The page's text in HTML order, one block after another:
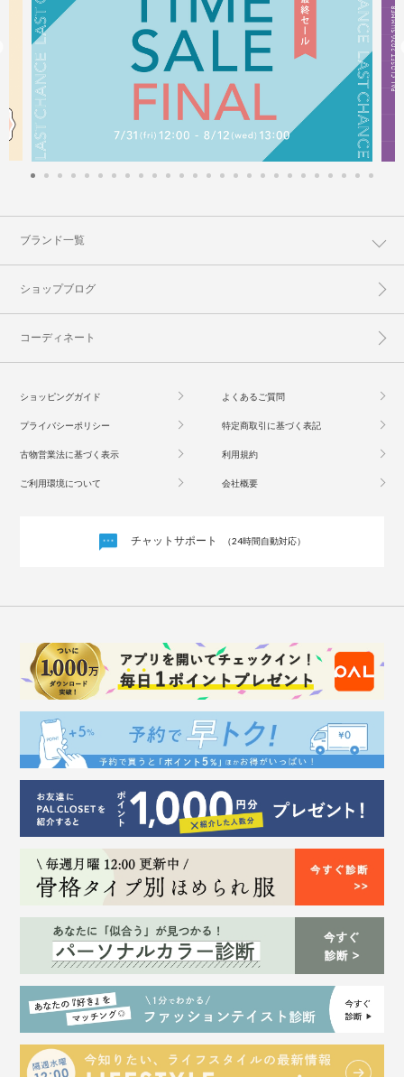
ブランド一覧
ショップブログ
コーディネート
ショッピングガイド よくあるご質問
プライバシーポリシー 特定商取引に基づく表記
古物営業法に基づく表示 利用規約
ご利用環境について 会社概要
チャットサポート （24時間自動対応）